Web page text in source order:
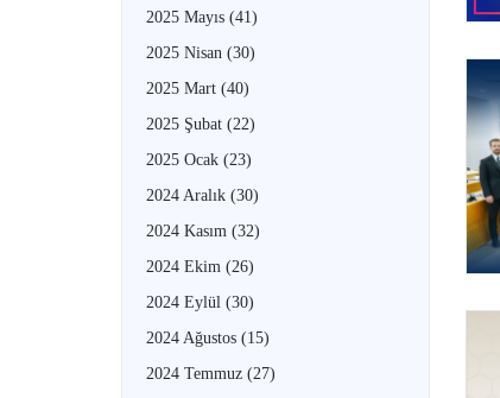
2025 Mayıs (41)
2025 Nisan (30)
2025 Mart (40)
2025 Şubat (22)
2025 Ocak (23)
2024 Aralık (30)
2024 Kasım (32)
2024 Ekim (26)
2024 Eylül (30)
2024 Ağustos (15)
2024 Temmuz (27)